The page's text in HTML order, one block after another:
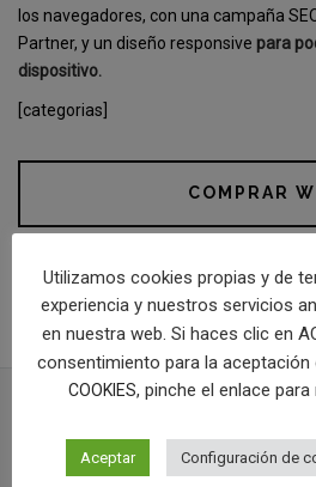
los navegadores, con una campaña
Partner, y un diseño responsive para
dispositivo.
[categorias]
COMPRAR
IR A LA
PROYECTOS
Utilizamos cookies propias y de
experiencia y nuestros servicios
en nuestra web. Si haces clic en
consentimiento para la aceptación
COOKIES, pinche el enlace
Aceptar Configuración de